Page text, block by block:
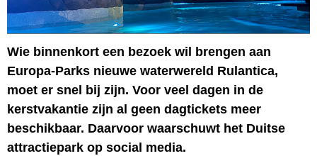
Wie binnenkort een bezoek wil brengen aan
Europa-Parks nieuwe waterwereld Rulantica,
moet er snel bij zijn. Voor veel dagen in de
kerstvakantie zijn al geen dagtickets meer
beschikbaar. Daarvoor waarschuwt het Duitse
attractiepark op social media.